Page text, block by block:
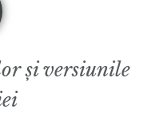
și versiunile